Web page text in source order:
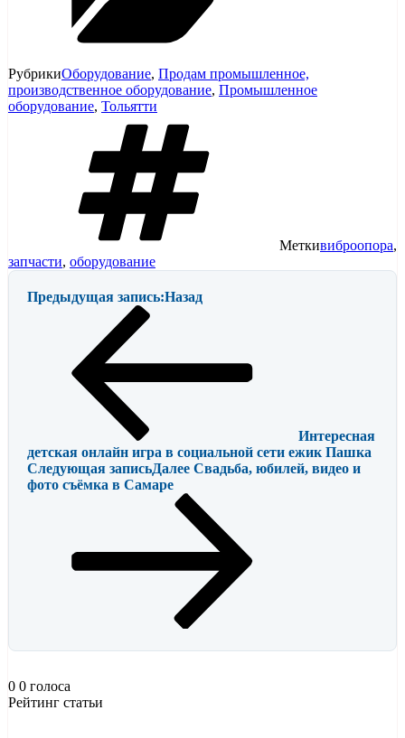
РубрикиОборудование, Продам промышленное,
производственное оборудование, Промышленное
оборудование, Тольятти
Меткивиброопора,
запчасти, оборудование
Предыдущая запись:Назад
Интересная
детская онлайн игра в социальной сети ежик Пашка
Следующая записьДалее Свадьба, юбилей, видео и
фото съёмка в Самаре
0 0 голоса
Рейтинг статьи